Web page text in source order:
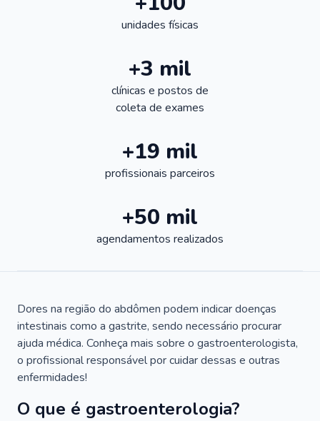
unidades físicas
+3 mil
clínicas e postos de
coleta de exames
+19 mil
profissionais parceiros
+50 mil
agendamentos realizados
Dores na região do abdômen podem indicar doenças
intestinais como a gastrite, sendo necessário procurar
ajuda médica. Conheça mais sobre o gastroenterologista,
o profissional responsável por cuidar dessas e outras
enfermidades!
O que é gastroenterologia?